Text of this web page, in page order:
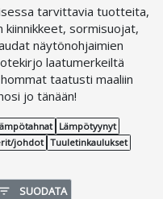
tarvittavia tuotteita,
kiinnikkeet, sormisuojat,
näytönohjaimien
laatumerkeiltä
taatusti maaliin
jo tänään!
Lämpötyynyt
johdot Tuuletinkaulukset
SUODATA